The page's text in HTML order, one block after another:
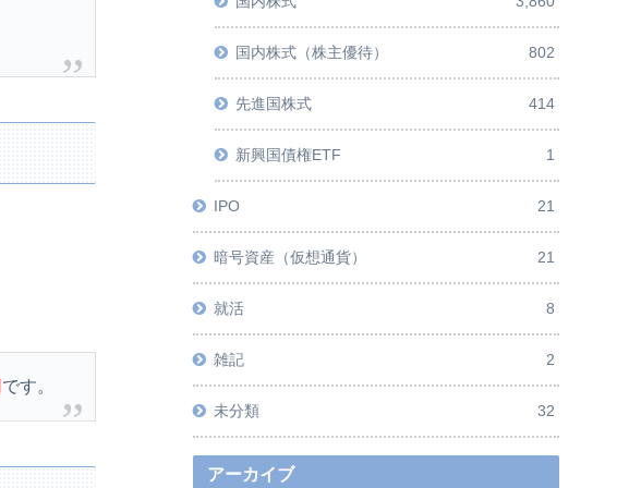
です。
国内株式（株主優待） 802
先進国株式 414
新興国債権ETF 1
IPO 21
暗号資産（仮想通貨） 21
就活 8
雑記 2
未分類 32
アーカイブ